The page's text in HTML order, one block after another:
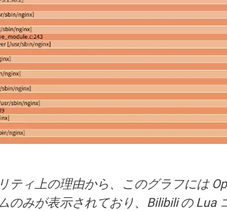
ティ上の理由から、このグラフには
のみが表示されており、Bilibili の Lua